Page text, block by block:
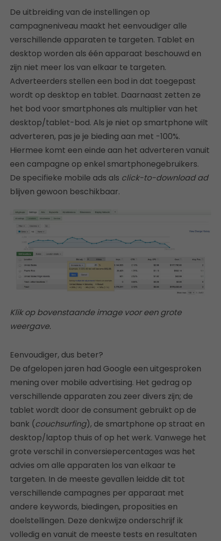
De uitbreiding van de instellingen op
campagneniveau maakt het eenvoudiger alle
verschillende apparaten te targeten. Tablet en
desktop worden als één apparaat beschouwd en
zijn niet meer los van elkaar te targeten.
Adverteerders stellen een bod in dat toegepast
wordt op desktop en tablet. Daarnaast zetten ze
het bod voor smartphones als multiplier van het
desktop/tablet-bod. Als je niet op smartphone wilt
adverteren, pas je je bieding aan met -100%.
Hiermee komt een einde aan het adverteren vanuit
een campagne op enkel smartphonegebruikers.
De specifieke mobile ads als click-to-download ad
blijven gewoon beschikbaar.
Klik op bovenstaande image voor een grote
weergave.
Eenvoudiger, dus beter?
De afgelopen jaren had Google een uitgesproken
mening over mobile advertising. Het gedrag op
verschillende apparaten zou zeer divers zijn; de
tablet wordt door de consument gebruikt op de
bank (couchsurfing), de smartphone op straat en
desktop/laptop thuis of op het werk. Vanwege het
grote verschil in conversiepercentages was het
advies om alle apparaten los van elkaar te
targeten. In de meeste gevallen leidde dit tot
verschillende campagnes per apparaat met
andere keywords, biedingen, proposities en
doelstellingen. Deze denkwijze onderschrijf ik
volledig en vanuit de meeste tests en resultaten